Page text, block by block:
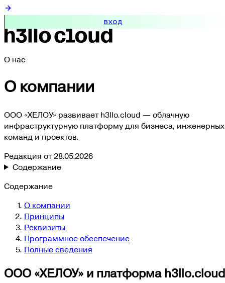
вход
О нас
О компании
ООО «ХЕЛОУ» развивает h3llo.cloud — облачную
инфраструктурную платформу для бизнеса, инженерных
команд и проектов.
Редакция от28.05.2026
Содержание
Содержание
О компании
Принципы
Реквизиты
Программное обеспечение
Полные сведения
ООО «ХЕЛОУ» и платформа h3llo.cloud